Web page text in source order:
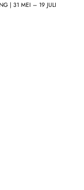
| 31 MEI – 19 JULI